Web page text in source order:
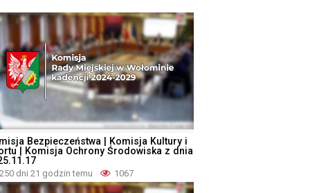
Bezpieczeństwa | Komisja Kultury i
| Komisja Ochrony Środowiska z dnia
250 dni 21 godzin temu 1067